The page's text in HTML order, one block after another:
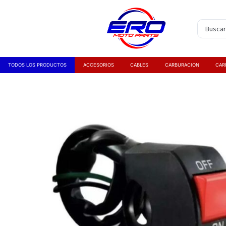
TODOS LOS PRODUCTOS ACCESORIOS CABLES CARBURACION